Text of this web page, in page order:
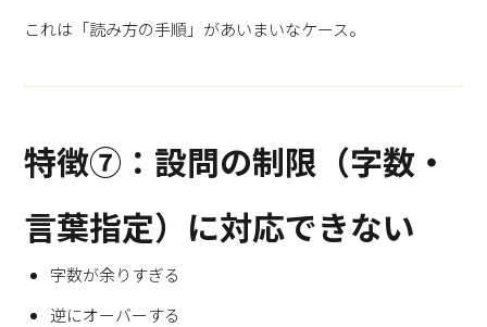
これは「読み方の手順」があいまいなケース。
特徴⑦：設問の制限（字数・
言葉指定）に対応できない
字数が余りすぎる
逆にオーバーする